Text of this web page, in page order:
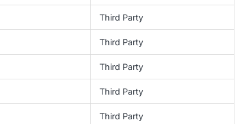
Third Party
Third Party
Third Party
Third Party
Third Party